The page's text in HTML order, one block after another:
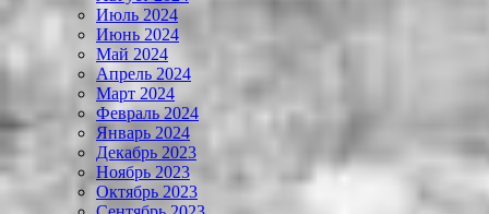
Июль 2024
Июнь 2024
Май 2024
Апрель 2024
Март 2024
Февраль 2024
Январь 2024
Декабрь 2023
Ноябрь 2023
Октябрь 2023